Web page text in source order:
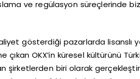
ve regülasyon süreçlerinde
gösterdiği pazarlarda lisanslı
OKX’in küresel kültürünü
şirketlerden biri olarak